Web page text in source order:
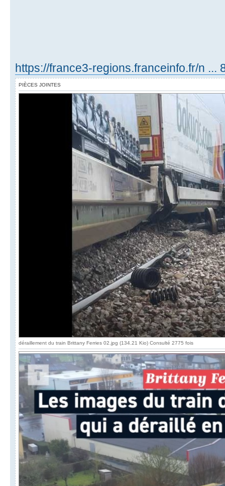
https://france3-regions.franceinfo.fr/n ...
PIÈCES JOINTES
déraillement du train Brittany Ferries 02.jpg (134.21 Kio) Consulté 2775 fois